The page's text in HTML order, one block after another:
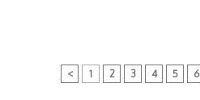
< 1 2 3 4 5 6